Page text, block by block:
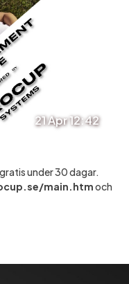
21 Apr 12:42
under 30 dagar.
main.htmoch